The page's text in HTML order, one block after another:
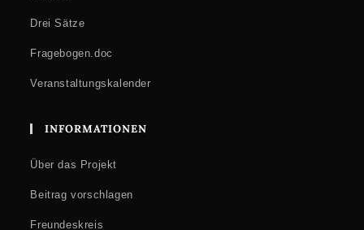
Drei Sätze
Fragebogen.doc
Veranstaltungskalender
INFORMATIONEN
Über das Projekt
Beitrag vorschlagen
Freundeskreis